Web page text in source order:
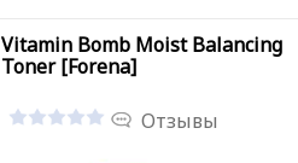
Vitamin Bomb Moist Balancing
Toner [Forena]
Отзывы